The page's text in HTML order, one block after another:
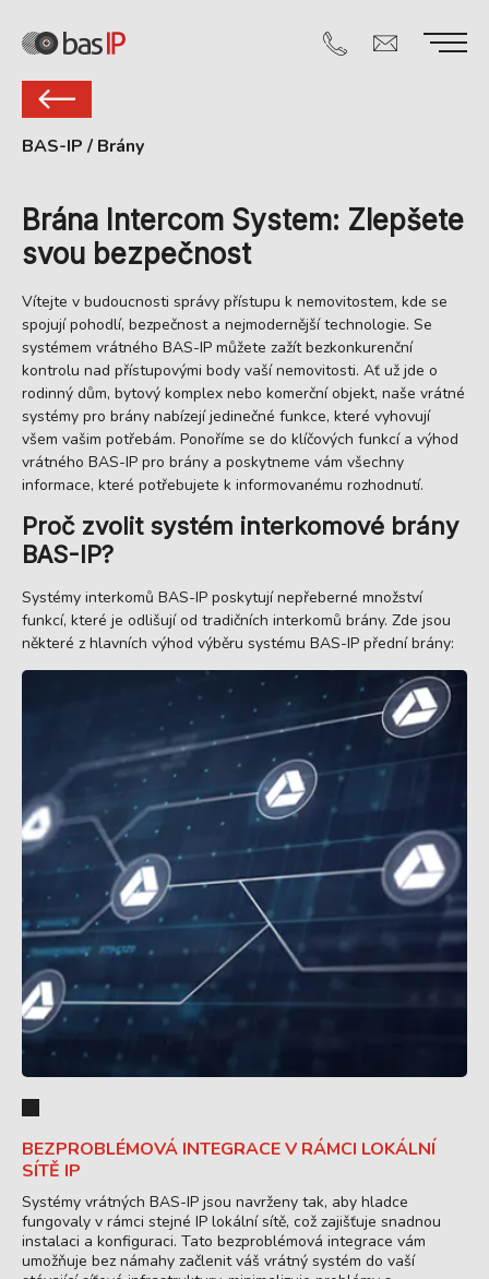
BAS-IP / Brány
Brána Intercom System: Zlepšete
svou bezpečnost
Vítejte v budoucnosti správy přístupu k nemovitostem, kde se
spojují pohodlí, bezpečnost a nejmodernější technologie. Se
systémem vrátného BAS-IP můžete zažít bezkonkurenční
kontrolu nad přístupovými body vaší nemovitosti. Ať už jde o
rodinný dům, bytový komplex nebo komerční objekt, naše vrátné
systémy pro brány nabízejí jedinečné funkce, které vyhovují
všem vašim potřebám. Ponoříme se do klíčových funkcí a výhod
vrátného BAS-IP pro brány a poskytneme vám všechny
informace, které potřebujete k informovanému rozhodnutí.
Proč zvolit systém interkomové brány
BAS-IP?
Systémy interkomů BAS-IP poskytují nepřeberné množství
funkcí, které je odlišují od tradičních interkomů brány. Zde jsou
některé z hlavních výhod výběru systému BAS-IP přední brány:
BEZPROBLÉMOVÁ INTEGRACE V RÁMCI LOKÁLNÍ
SÍTĚ IP
Systémy vrátných BAS-IP jsou navrženy tak, aby hladce
fungovaly v rámci stejné IP lokální sítě, což zajišťuje snadnou
instalaci a konfiguraci. Tato bezproblémová integrace vám
umožňuje bez námahy začlenit váš vrátný systém do vaší